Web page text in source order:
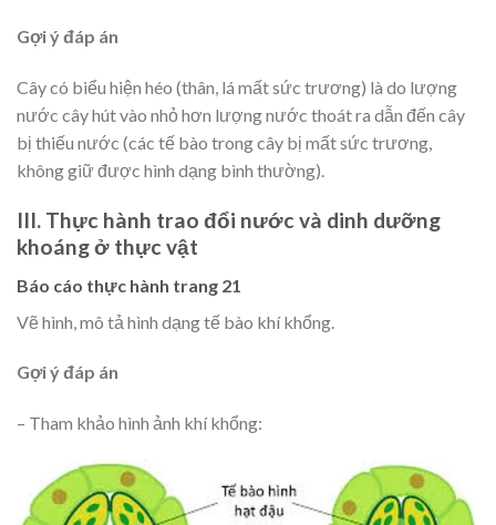
Gợi ý đáp án
Cây có biểu hiện héo (thân, lá mất sức trương) là do lượng
nước cây hút vào nhỏ hơn lượng nước thoát ra dẫn đến cây
bị thiếu nước (các tế bào trong cây bị mất sức trương,
không giữ được hình dạng bình thường).
III. Thực hành trao đổi nước và dinh dưỡng
khoáng ở thực vật
Báo cáo thực hành trang 21
Vẽ hình, mô tả hình dạng tế bào khí khổng.
Gợi ý đáp án
– Tham khảo hình ảnh khí khổng: